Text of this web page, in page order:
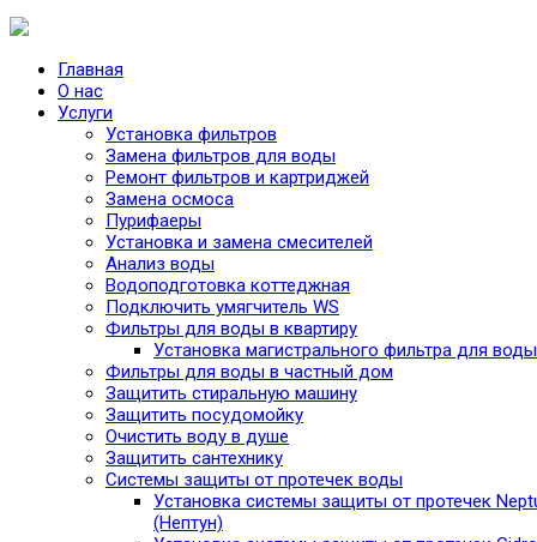
Главная
О нас
Услуги
Установка фильтров
Замена фильтров для воды
Ремонт фильтров и картриджей
Замена осмоса
Пурифаеры
Установка и замена смесителей
Анализ воды
Водоподготовка коттеджная
Подключить умягчитель WS
Фильтры для воды в квартиру
Установка магистрального фильтра для воды
Фильтры для воды в частный дом
Защитить стиральную машину
Защитить посудомойку
Очистить воду в душе
Защитить сантехнику
Системы защиты от протечек воды
Установка системы защиты от протечек
(Нептун)